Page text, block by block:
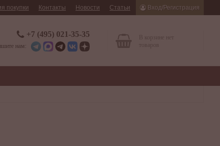
покупки Контакты Новости Статьи Вход/Регистрация
В корзине нет
+7 (495) 021-35-35
нам: